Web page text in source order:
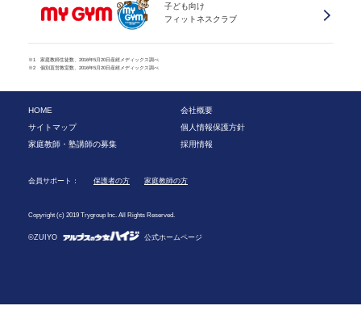
子ども向け
フィットネスクラブ
※1 家庭教師生徒数、2016年5月20日産經メディックス調べ
※2 個別直営教室数、2016年5月20日産經メディックス調べ
HOME
会社概要
サイトマップ
個人情報保護方針
家庭教師・塾講師の募集
採用情報
会員サポート： 保護者の方 家庭教師の方
Copyright (c) 2019 Trygroup Inc. All Rights Reserved.
©ZUIYO 公式ホームページ